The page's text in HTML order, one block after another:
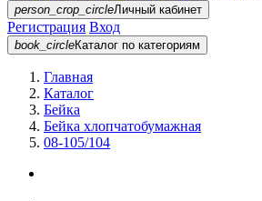
person_crop_circleЛичный кабинет
Регистрация Вход
book_circleКаталог по категориям
Главная
Каталог
Бейка
Бейка хлопчатобумажная
08-105/104